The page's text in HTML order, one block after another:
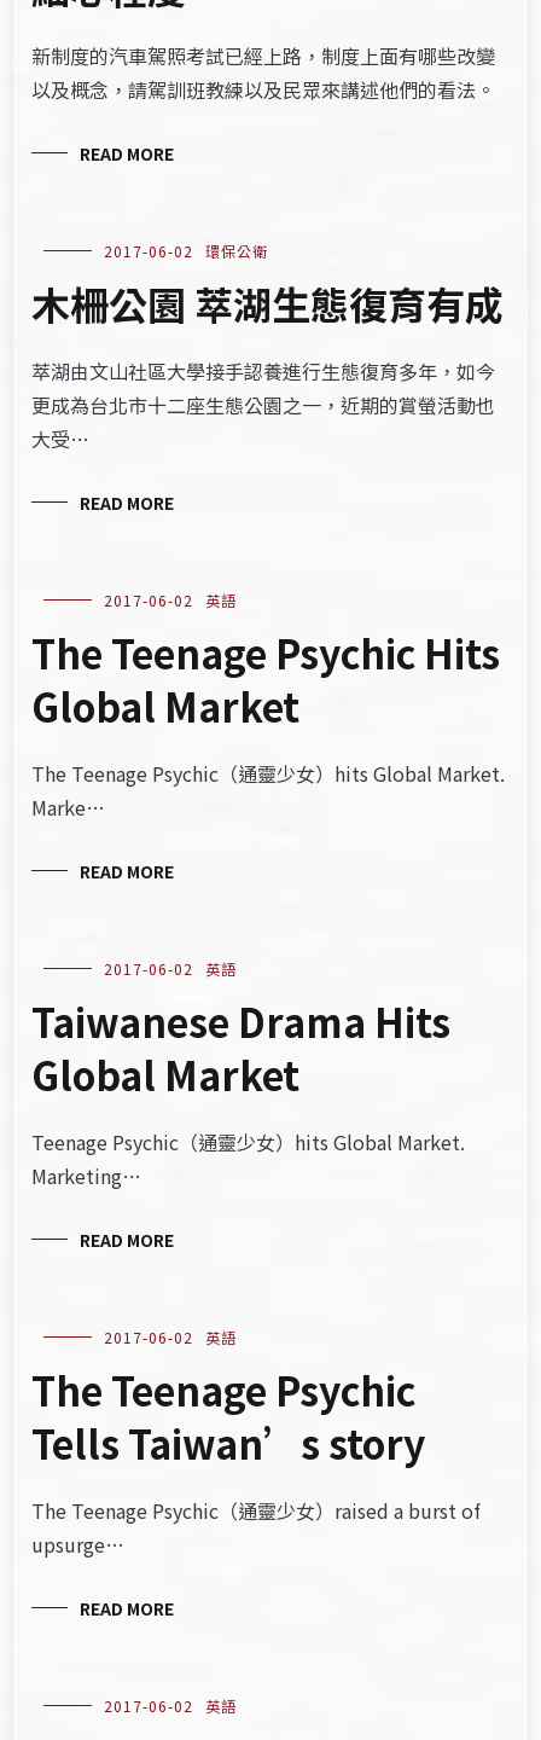
新制度的汽車駕照考試已經上路，制度上面有哪些改變
以及概念，請駕訓班教練以及民眾來講述他們的看法。
READ MORE
2017-06-02 環保公衛
木柵公園 萃湖生態復育有成
萃湖由文山社區大學接手認養進行生態復育多年，如今
更成為台北市十二座生態公園之一，近期的賞螢活動也
大受…
READ MORE
2017-06-02 英語
The Teenage Psychic Hits
Global Market
The Teenage Psychic（通靈少女）hits Global Market.
Marke…
READ MORE
2017-06-02 英語
Taiwanese Drama Hits
Global Market
Teenage Psychic（通靈少女）hits Global Market.
Marketing…
READ MORE
2017-06-02 英語
The Teenage Psychic
Tells Taiwan’s story
The Teenage Psychic（通靈少女）raised a burst of
upsurge…
READ MORE
2017-06-02 英語